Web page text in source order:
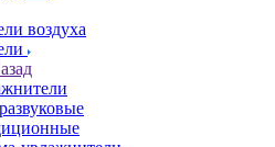
воздуха